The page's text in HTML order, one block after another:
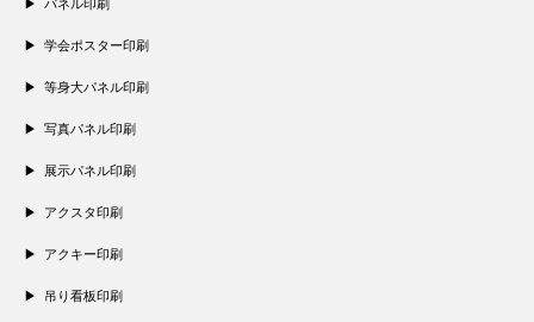
パネル印刷
学会ポスター印刷
等身大パネル印刷
写真パネル印刷
展示パネル印刷
アクスタ印刷
アクキー印刷
吊り看板印刷